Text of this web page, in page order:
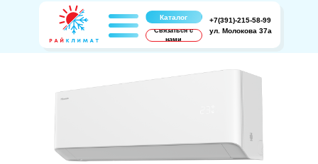
+7(391)-215-58-99
ул. Молокова 37а
Каталог
Связаться с
нами